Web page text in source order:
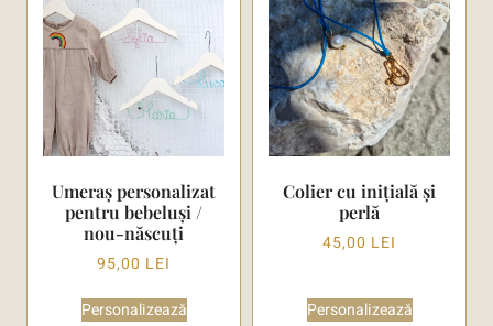
Umeraș personalizat
pentru bebeluși /
nou-născuți
95,00 LEI
Personalizează
Colier cu inițială și
perlă
45,00 LEI
Personalizează